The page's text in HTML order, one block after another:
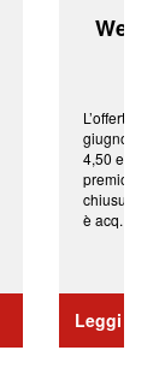
L’offerta
giugno da
4,50 euro
premio di
chiusura
è acq...
Leggi di